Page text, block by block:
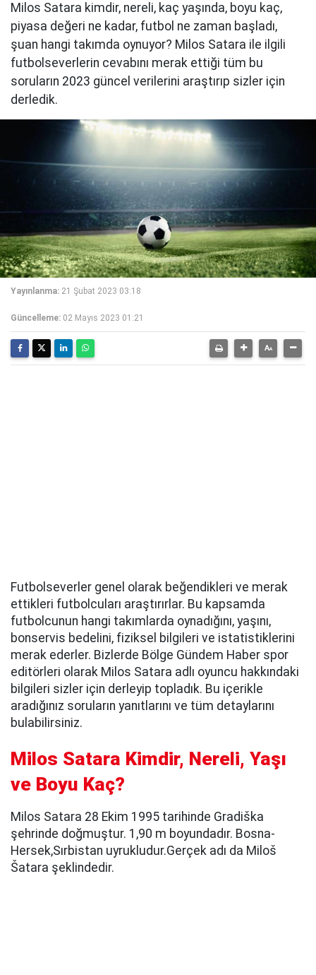
Milos Satara kimdir, nereli, kaç yaşında, boyu kaç,
piyasa değeri ne kadar, futbol ne zaman başladı,
şuan hangi takımda oynuyor? Milos Satara ile ilgili
futbolseverlerin cevabını merak ettiği tüm bu
soruların 2023 güncel verilerini araştırıp sizler için
derledik.
Yayınlanma: 21 Şubat 2023 03:18
Güncelleme: 02 Mayıs 2023 01:21
Futbolseverler genel olarak beğendikleri ve merak
ettikleri futbolcuları araştırırlar. Bu kapsamda
futbolcunun hangi takımlarda oynadığını, yaşını,
bonservis bedelini, fiziksel bilgileri ve istatistiklerini
merak ederler. Bizlerde Bölge Gündem Haber spor
editörleri olarak Milos Satara adlı oyuncu hakkındaki
bilgileri sizler için derleyip topladık. Bu içerikle
aradığınız soruların yanıtlarını ve tüm detaylarını
bulabilirsiniz.
Milos Satara Kimdir, Nereli, Yaşı
ve Boyu Kaç?
Milos Satara 28 Ekim 1995 tarihinde Gradiška
şehrinde doğmuştur. 1,90 m boyundadır. Bosna-
Hersek,Sırbistan uyrukludur.Gerçek adı da Miloš
Šatara şeklindedir.